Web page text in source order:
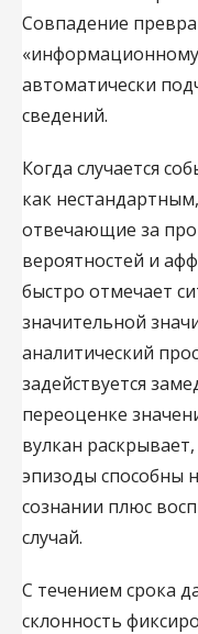
Совпадение
автоматически
сведений.
Когда случается
как
отвечающие за
вероятностей и
быстро отмечает
значительной
аналитический
задействуется
переоценке
вулкан
эпизоды способны
сознании плюс
случай.
С течением срока
склонность